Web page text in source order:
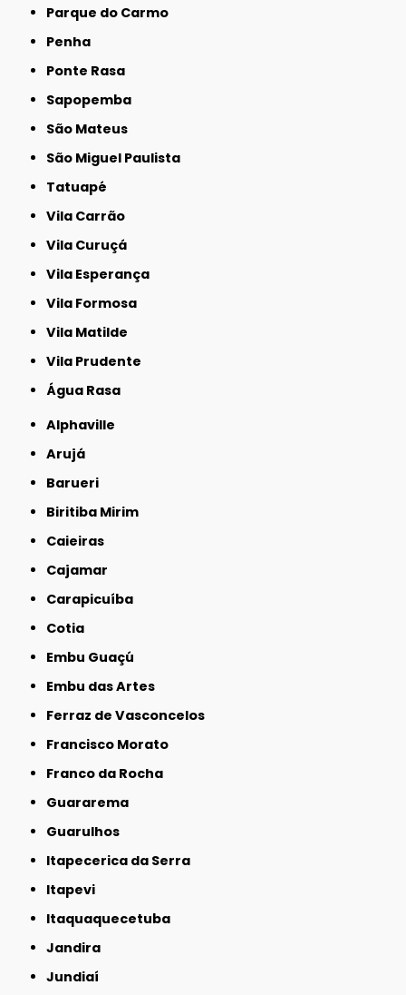
Parque do Carmo
Penha
Ponte Rasa
Sapopemba
São Mateus
São Miguel Paulista
Tatuapé
Vila Carrão
Vila Curuçá
Vila Esperança
Vila Formosa
Vila Matilde
Vila Prudente
Água Rasa
Alphaville
Arujá
Barueri
Biritiba Mirim
Caieiras
Cajamar
Carapicuíba
Cotia
Embu Guaçú
Embu das Artes
Ferraz de Vasconcelos
Francisco Morato
Franco da Rocha
Guararema
Guarulhos
Itapecerica da Serra
Itapevi
Itaquaquecetuba
Jandira
Jundiaí